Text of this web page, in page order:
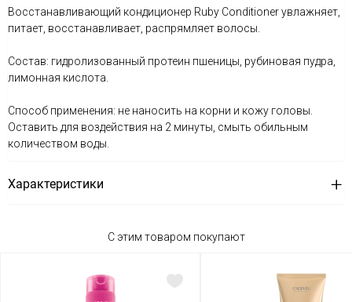
Восстанавливающий кондиционер Ruby Conditioner увлажняет,
питает, восстанавливает, распрямляет волосы.
Состав: гидролизованный протеин пшеницы, рубиновая пудра,
лимонная кислота.
Способ применения: не наносить на корни и кожу головы.
Оставить для воздействия на 2 минуты, смыть обильным
количеством воды.
Характеристики
С этим товаром покупают